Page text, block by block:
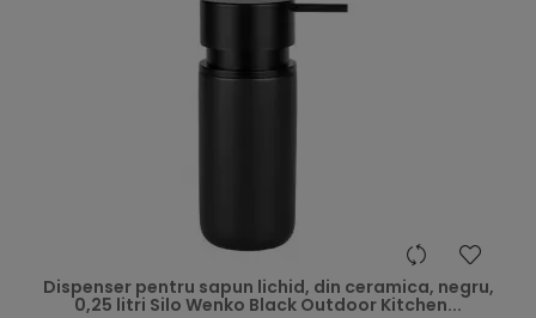
Dispenser pentru sapun lichid, din ceramica, negru,
0,25 litri Silo Wenko Black Outdoor Kitchen...